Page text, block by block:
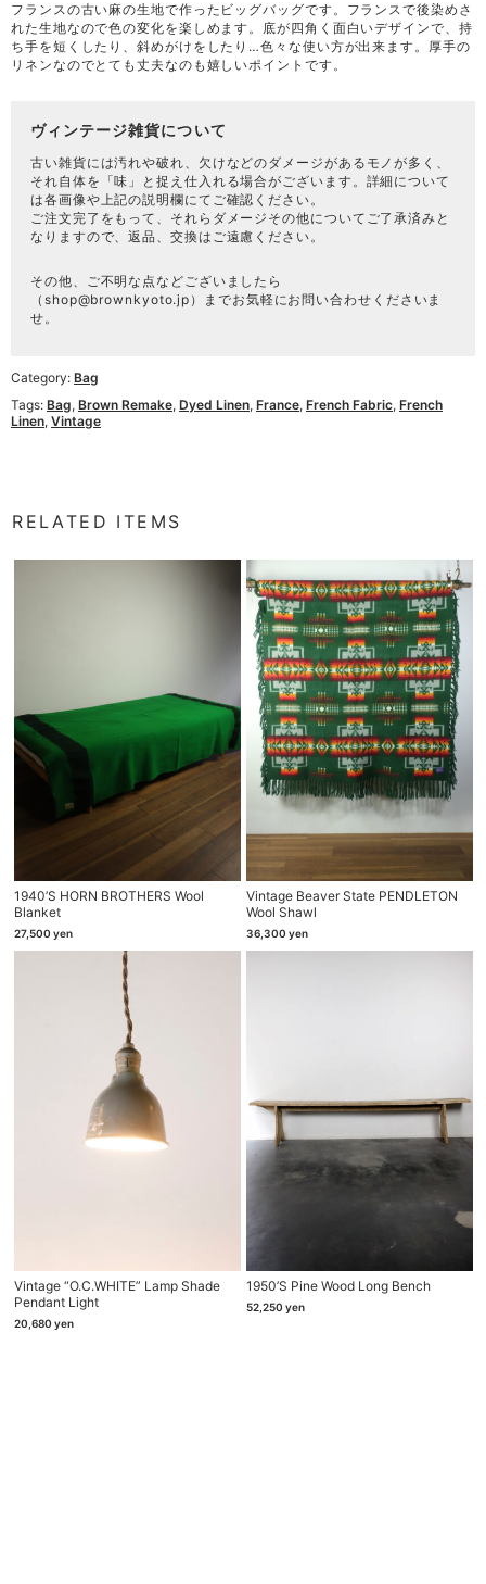
フランスの古い麻の生地で作ったビッグバッグです。フランスで後染めさ
れた生地なので色の変化を楽しめます。底が四角く面白いデザインで、持
ち手を短くしたり、斜めがけをしたり…色々な使い方が出来ます。厚手の
リネンなのでとても丈夫なのも嬉しいポイントです。
ヴィンテージ雑貨について
古い雑貨には汚れや破れ、欠けなどのダメージがあるモノが多く、
それ自体を「味」と捉え仕入れる場合がございます。詳細について
は各画像や上記の説明欄にてご確認ください。
ご注文完了をもって、それらダメージその他についてご了承済みと
なりますので、返品、交換はご遠慮ください。
その他、ご不明な点などございましたら
（ shop@brownkyoto.jp ）までお気軽にお問い合わせくださいま
せ。
Category: Bag
Tags: Bag, Brown Remake, Dyed Linen, France, French Fabric, French
Linen, Vintage
RELATED ITEMS
1940’s HORN BROTHERS Wool
Blanket
27,500 yen
Vintage Beaver State PENDLETON
Wool Shawl
36,300 yen
Vintage “O.C.WHITE” Lamp Shade
Pendant Light
20,680 yen
1950’s Pine Wood Long Bench
52,250 yen